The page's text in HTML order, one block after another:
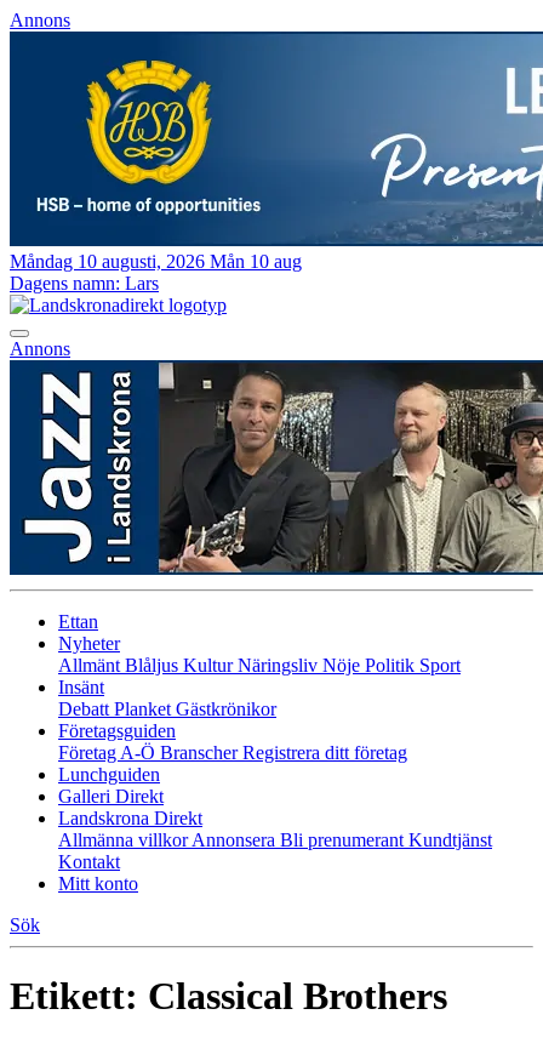
Annons
Måndag 10 augusti, 2026 Mån 10 aug
Dagens namn: Lars
Annons
Ettan
Nyheter
Allmänt Blåljus KulturNäringsliv Nöje Politik Sport
Insänt
Debatt Planket Gästkrönikor
Företagsguiden
Företag A-Ö BranscherRegistrera ditt företag
Lunchguiden
Galleri Direkt
Landskrona Direkt
Allmänna villkorAnnonsera Bli prenumerant Kundtjänst
Kontakt
Mitt konto
Sök
Etikett: Classical Brothers